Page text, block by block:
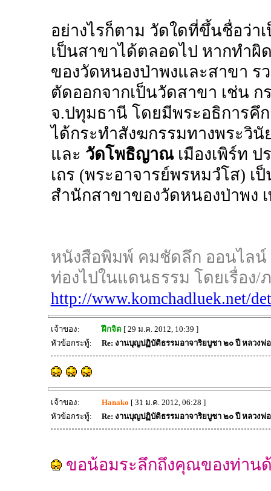
อย่างไรก็ตาม วัดใดที่ขึ้นชื่อว่า
เป็นสาขาได้ตลอดไป หากทำ
ของวัดหนองป่าพงและสาขา ร
ตัดออกจากเป็นวัดสาขา เช่น
จ.ปทุมธานี โดยมีพระอธิการคึก
ได้กระทำสังฆกรรมทางพระวิ
และ วัดโพธิญาณเมืองเพิร์ท ป
เถร (พระอาจารย์พรหมวํโส)
สำนักสาขาของวัดหนองป่าพง
หนังสือพิมพ์ คมชัดลึก ออนไลน์
ท่องไปในแดนธรรม โดยเรื่อง/
http://www.komchadluek.net/
เจ้าของ: ฝึกจิต[ 29 ม.ค. 2012, 10:39 ]
หัวข้อกระทู้:
Re: งานบุญปฏิบัติธรรมอาจาริยบูชา ๒๐ ปี หลวงพ่
เจ้าของ: Hanako [ 31 ม.ค. 2012, 06:28 ]
หัวข้อกระทู้:
Re: งานบุญปฏิบัติธรรมอาจาริยบูชา ๒๐ ปี หลวงพ่
ขอน้อมระลึกถึงคุณของท่านด้